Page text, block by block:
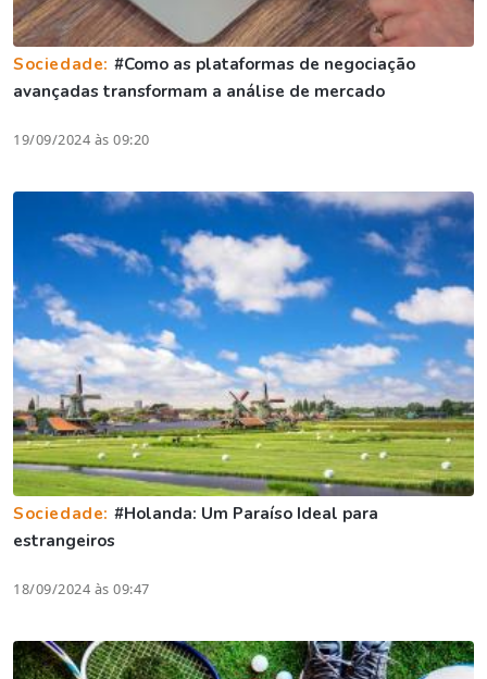
Sociedade: #Como as plataformas de negociação
avançadas transformam a análise de mercado
19/09/2024 às 09:20
Sociedade: #Holanda: Um Paraíso Ideal para
estrangeiros
18/09/2024 às 09:47